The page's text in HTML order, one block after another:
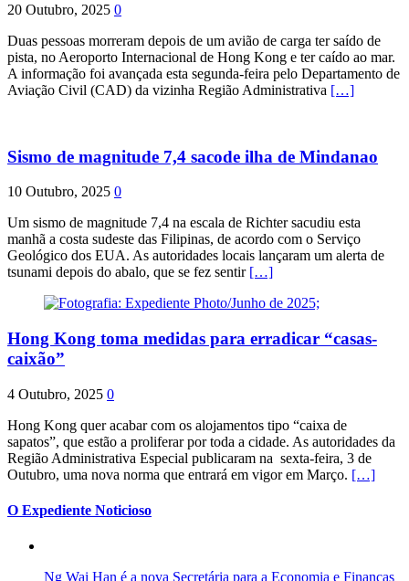
20 Outubro, 2025 0
Duas pessoas morreram depois de um avião de carga ter saído de
pista, no Aeroporto Internacional de Hong Kong e ter caído ao mar.
A informação foi avançada esta segunda-feira pelo Departamento de
Aviação Civil (CAD) da vizinha Região Administrativa […]
Sismo de magnitude 7,4 sacode ilha de Mindanao
10 Outubro, 2025 0
Um sismo de magnitude 7,4 na escala de Richter sacudiu esta
manhã a costa sudeste das Filipinas, de acordo com o Serviço
Geológico dos EUA. As autoridades locais lançaram um alerta de
tsunami depois do abalo, que se fez sentir […]
Hong Kong toma medidas para erradicar “casas-
caixão”
4 Outubro, 2025 0
Hong Kong quer acabar com os alojamentos tipo “caixa de
sapatos”, que estão a proliferar por toda a cidade. As autoridades da
Região Administrativa Especial publicaram na sexta-feira, 3 de
Outubro, uma nova norma que entrará em vigor em Março. […]
O Expediente Noticioso
Ng Wai Han é a nova Secretária para a Economia e Finanças